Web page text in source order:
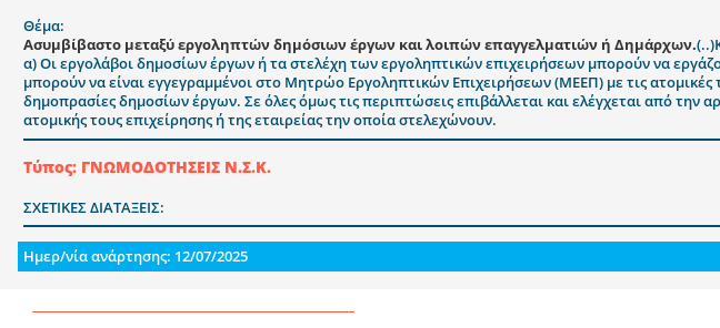
Θέμα:
Ασυμβίβαστο μεταξύ εργοληπτών δημόσιων έργων και λοιπών επαγγελματιών ή Δημάρχων.
α) Οι εργολάβοι δημοσίων έργων ή τα στελέχη των εργοληπτικών επιχειρήσεων μπορούν να
μπορούν να είναι εγγεγραμμένοι στο Μητρώο Εργοληπτικών Επιχειρήσεων (ΜΕΕΠ) με τις
δημοπρασίες δημοσίων έργων. Σε όλες όμως τις περιπτώσεις επιβάλλεται και ελέγχεται από
ατομικής τους επιχείρησης ή της εταιρείας την οποία στελεχώνουν.
Τύπος: ΓΝΩΜΟΔΟΤΗΣΕΙΣ Ν.Σ.Κ.
ΣΧΕΤΙΚΕΣ ΔΙΑΤΑΞΕΙΣ:
Ημερ/νία ανάρτησης: 12/07/2025